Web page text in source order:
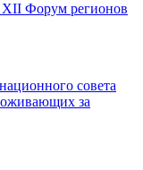
Форум регионов
совета
за